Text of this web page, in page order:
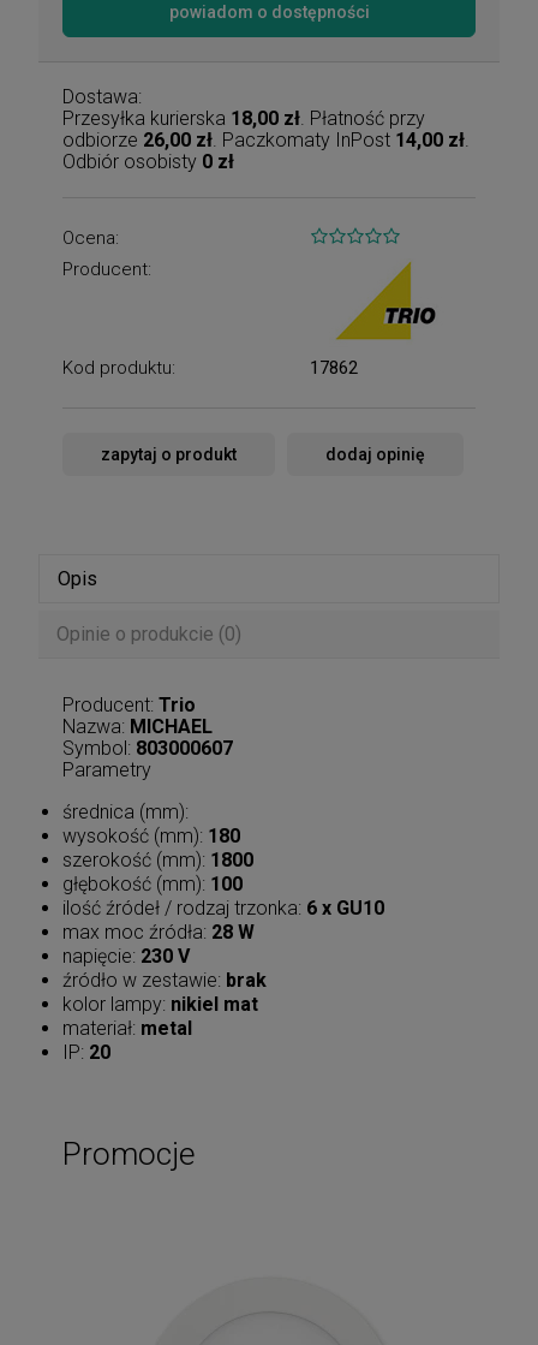
powiadom o dostępności
Dostawa:
Przesyłka kurierska 18,00 zł. Płatność przy
odbiorze 26,00 zł. Paczkomaty InPost 14,00 zł.
Odbiór osobisty 0 zł
Ocena:
Producent:
Kod produktu: 17862
zapytaj o produkt dodaj opinię
Opis
Opinie o produkcie (0)
Producent: Trio
Nazwa: MICHAEL
Symbol: 803000607
Parametry
średnica (mm):
wysokość (mm): 180
szerokość (mm): 1800
głębokość (mm): 100
ilość źródeł / rodzaj trzonka: 6 x GU10
max moc źródła: 28 W
napięcie: 230 V
źródło w zestawie: brak
kolor lampy: nikiel mat
materiał: metal
IP: 20
Promocje